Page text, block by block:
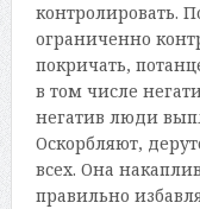
контролировать.
ограниченно
покричать,
в том числе
негатив люди
Оскорбляют,
всех. Она
правильно